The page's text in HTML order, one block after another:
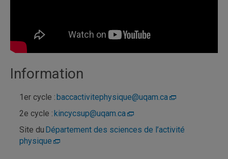
Information
1er cycle :baccactivitephysique@uqam.ca
2e cycle :kincycsup@uqam.ca
Site du Département des sciences de l’activité
physique